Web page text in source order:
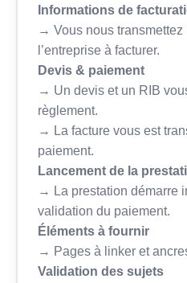
Informations de
→ Vous nous
l’entreprise à facturer.
Devis & paiement
→ Un devis et un RIB
règlement.
→ La facture vous est
paiement.
Lancement de la
→ La prestation démarre
validation du paiement.
Éléments à fournir
→ Pages à linker et
Validation des sujets